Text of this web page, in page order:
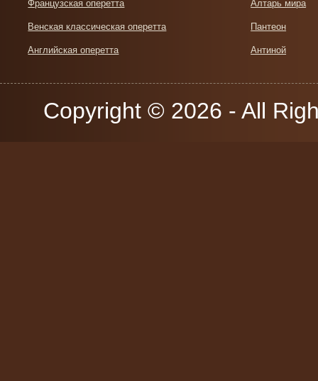
Французская оперетта
Венская классическая оперетта
Английская оперетта
Алтарь мира
Пантеон
Антиной
Copyright © 2026 - All